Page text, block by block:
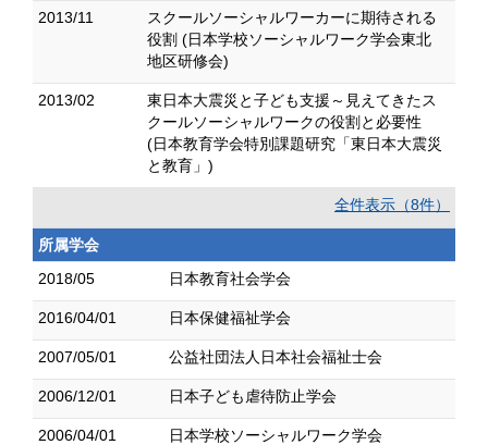
2013/11
スクールソーシャルワーカーに期待される
役割 (日本学校ソーシャルワーク学会東北
地区研修会)
2013/02
東日本大震災と子ども支援～見えてきたス
クールソーシャルワークの役割と必要性
(日本教育学会特別課題研究「東日本大震災
と教育」)
全件表示（8件）
所属学会
2018/05
日本教育社会学会
2016/04/01 日本保健福祉学会
2007/05/01 公益社団法人日本社会福祉士会
2006/12/01 日本子ども虐待防止学会
2006/04/01 日本学校ソーシャルワーク学会